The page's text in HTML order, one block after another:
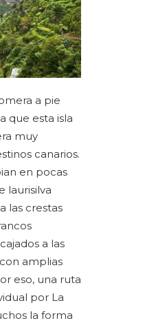
a pie
que esta isla
muy
canarios.
en pocas
laurisilva
las crestas
a las
amplias
eso, una ruta
por La
la forma